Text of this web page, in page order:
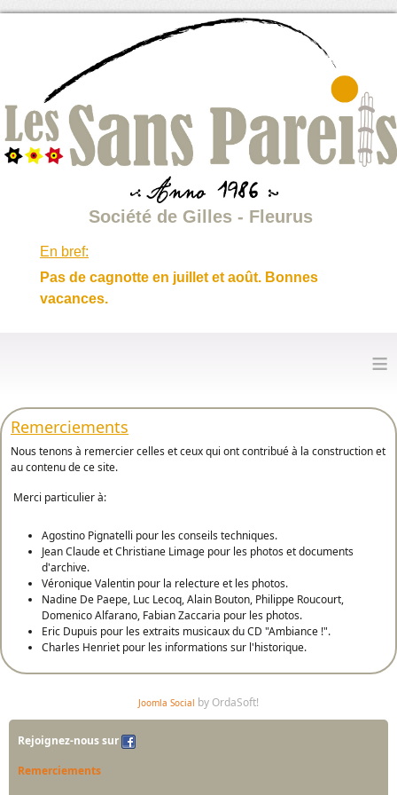
Société de Gilles - Fleurus
En bref:
Pas de cagnotte en juillet et août. Bonnes
vacances.
≡
Remerciements
Nous tenons à remercier celles et ceux qui ont contribué à la construction et
au contenu de ce site.
Merci particulier à:
Agostino Pignatelli pour les conseils techniques.
Jean Claude et Christiane Limage pour les photos et documents
d'archive.
Véronique Valentin pour la relecture et les photos.
Nadine De Paepe, Luc Lecoq, Alain Bouton, Philippe Roucourt,
Domenico Alfarano, Fabian Zaccaria pour les photos.
Eric Dupuis pour les extraits musicaux du CD "Ambiance !".
Charles Henriet pour les informations sur l'historique.
Joomla Social by OrdaSoft!
Rejoignez-nous sur
Remerciements